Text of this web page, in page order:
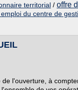
territorial / offre
du centre de
l'ouverture, à